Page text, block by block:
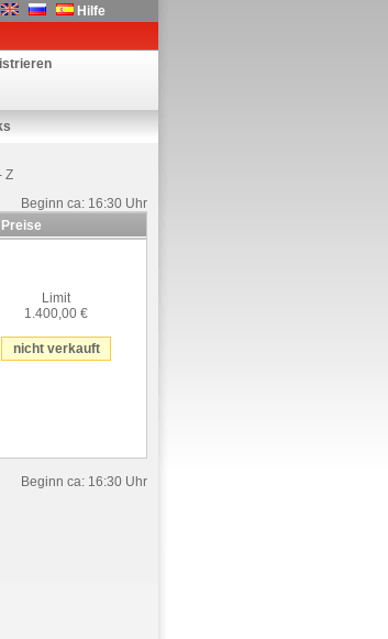
Hilfe
Z
Beginn ca: 16:30 Uhr
Preise
Limit
1.400,00 €
nicht verkauft
Beginn ca: 16:30 Uhr